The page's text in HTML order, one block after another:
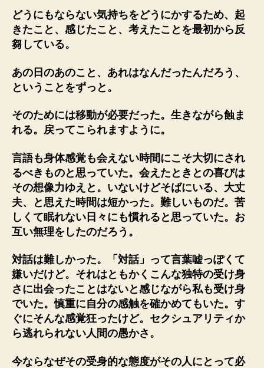
どうにもならない気持ちをどうにかするため、起
きたこと、感じたこと、考えたことを最初から反
芻している。
あの日のあのこと、あれはなんだったんだろう、
ということをずっと。
そのためには移動が必要だった。生きながら蝕ま
れる。戻ってこられますように。
言語も身体感覚も会えない時間にこそ大切にされ
るべきものと思っていた。会えたときとの喜びは
その想像力ゆえと。いないけどそばにいる、大丈
夫、と思えた時間は短かった。難しいものだ。苦
しくて眠れない日々にも慣れると思っていた。お
互い無理をしたのだろう。
対話は難しかった。「対話」って言葉嘘っぽくて
嫌いだけど。それはともかくこんな独特の受け身
さに出会ったことはないと感じながら私も受け身
でいた。慎重に自分の感触を確かめてもいた。す
ぐにそんな感覚狂ったけど。セクシュアリティか
ら逃れられない人間の愚かさ。
今ならなぜその受身的な態度がその人にとって必